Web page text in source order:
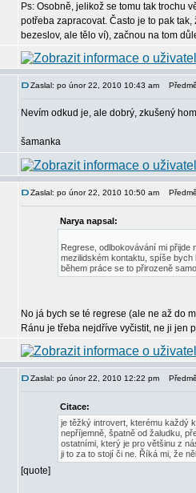
Ps: Osobně, jelikož se tomu tak trochu
potřeba zapracovat. Často je to pak
bezeslov, ale tělo ví), začnou na tom
Zaslal: po únor 22, 2010 10:43 am
Nevím odkud je, ale dobrý, zkušený
šamanka
Zaslal: po únor 22, 2010 10:50 am
Narya napsal:
Regrese, odlbokovávání mi
mezilidském kontaktu, spíše bych
během práce se to přirozeně
No já bych se té regrese (ale ne až do
Ránu je třeba nejdříve vyčistit, ne ji jen
Zaslal: po únor 22, 2010 12:22 pm
Citace:
je těžký introvert, kterému každý
nepříjemně, špatně od žaludku,
ostatními, který je pro většinu z
ji to za to stojí či ne. Říká mi, že
[quote]